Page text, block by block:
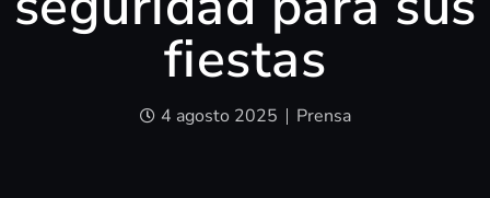
fiestas
4 agosto 2025 Prensa